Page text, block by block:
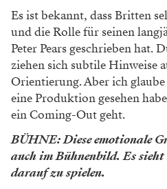
Es ist bekannt, dass Britten
und die Rolle für seinen
Peter Pears geschrieben hat.
ziehen sich subtile Hinweise
Orientierung. Aber ich
eine Produktion gesehen
ein Coming-Out geht.
BÜHNE: Diese emotionale
auch im Bühnenbild. Es
darauf zu spielen.